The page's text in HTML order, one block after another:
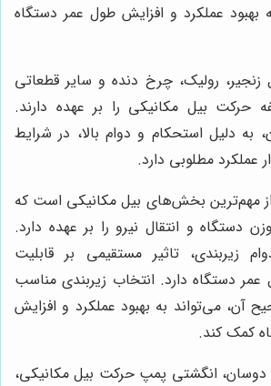
بهبود عملکرد و افزایش طول عمر دستگاه
زنجیر، رولیک، چرخ دنده و سایر قطعاتی
حرکت بیل مکانیکی را بر عهده دارند.
به دلیل استحکام و دوام بالا، در شرایط
عملکرد مطلوبی دارد.
از مهم‌ترین بخش‌های بیل مکانیکی است که
دستگاه و انتقال نیرو را بر عهده دارد.
زیربندی، تاثیر مستقیمی بر قابلیت
عمر دستگاه دارد. انتخاب زیربندی مناسب
آن، می‌تواند به بهبود عملکرد و افزایش
کمک کند.
دوسان، انگشتی پمپ حرکت بیل مکانیکی،